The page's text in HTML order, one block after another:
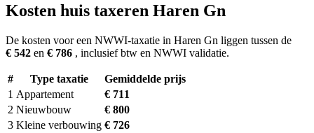
Kosten huis taxeren Haren Gn
De kosten voor een NWWI-taxatie in Haren Gn liggen tussen de
€ 542 en € 786 , inclusief btw en NWWI validatie.
# Type taxatie
Gemiddelde prijs
1 Appartement
€ 711
2 Nieuwbouw
€ 800
3 Kleine verbouwing € 726